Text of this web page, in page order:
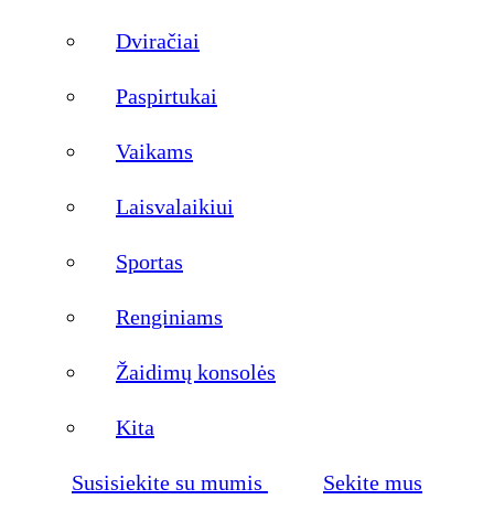
Dviračiai
Paspirtukai
Vaikams
Laisvalaikiui
Sportas
Renginiams
Žaidimų konsolės
Kita
Susisiekite su mumis Sekite mus